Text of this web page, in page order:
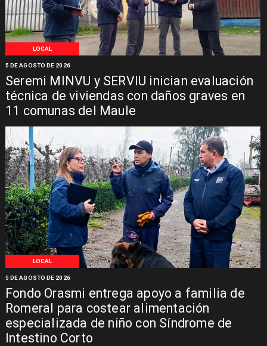
LOCAL
Seremi MINVU y SERVIU inician evaluación
técnica de viviendas con daños graves en
11 comunas del Maule
5 DE AGOSTO DE 2026
LOCAL
Fondo Orasmi entrega apoyo a familia de
Romeral para costear alimentación
especializada de niño con Síndrome de
Intestino Corto
5 DE AGOSTO DE 2026